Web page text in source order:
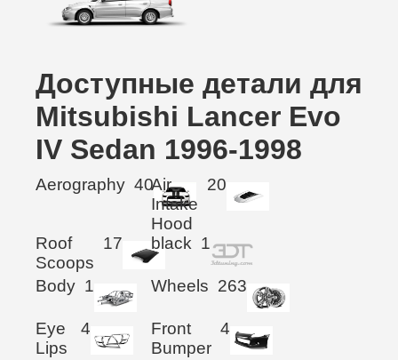
Доступные детали для
Mitsubishi Lancer Evo
IV Sedan 1996-1998
Aerography 40Air
Intake
Hood
20
Roof
Scoops
17 black 1
Body 1 Wheels 263
Eye
Lips
4
Front
Bumper
4